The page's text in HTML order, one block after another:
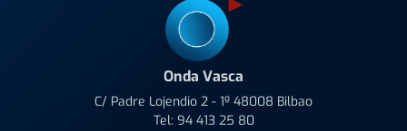
Onda Vasca
C/ Padre Lojendio 2 - 1º 48008 Bilbao
Tel: 94 413 25 80